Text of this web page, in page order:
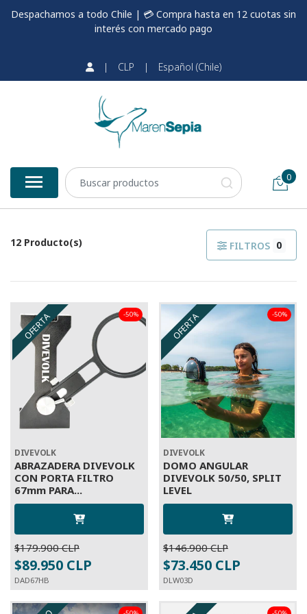
Despachamos a todo Chile | 💳 Compra hasta en 12 cuotas sin
interés con mercado pago
| CLP | Español (Chile)
0
12 Producto(s) FILTROS 0
OFERTA -50%
DIVEVOLK
ABRAZADERA DIVEVOLK
CON PORTA FILTRO
67mm PARA...
$179.900 CLP
$89.950 CLP
DAD67HB
OFERTA -50%
DIVEVOLK
DOMO ANGULAR
DIVEVOLK 50/50, SPLIT
LEVEL
$146.900 CLP
$73.450 CLP
DLW03D